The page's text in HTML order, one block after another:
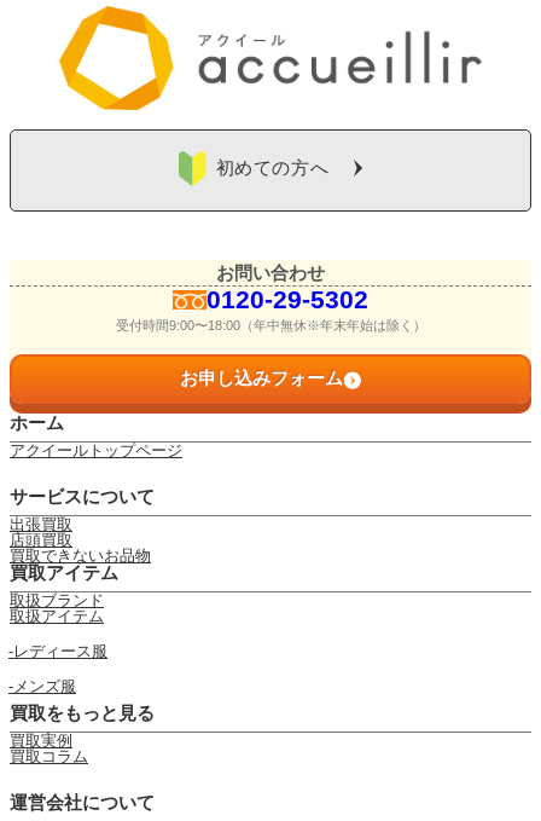
初めての方へ
お問い合わせ
0120-29-5302
受付時間9:00〜18:00（年中無休※年末年始は除く）
お申し込みフォーム
ホーム
アクイールトップページ
サービスについて
出張買取
店頭買取
買取できないお品物
買取アイテム
取扱ブランド
取扱アイテム
レディース服
メンズ服
買取をもっと見る
買取実例
買取コラム
運営会社について